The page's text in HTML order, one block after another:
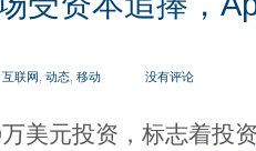
互联网 动态 移动 没有评论
美元投资，标志着投